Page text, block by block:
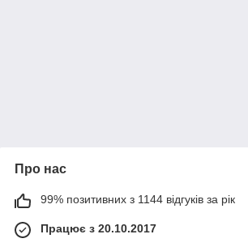
Про нас
99% позитивних з 1144 відгуків за рік
Працює з 20.10.2017